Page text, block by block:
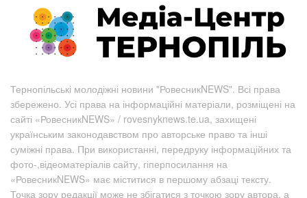
Тернопільські молодіжні новини "РовесникNEWS". Всі права
збережено. Усі права на інформаційні матеріали, розміщені на
сайті «РовесникNEWS» / rovesnyknews.te.ua, захищені
українським законодавством про авторське право та інші
суміжні права. При використанні, передруку інформаційних та
фото-,відеоматеріалів сайту, гіперпосилання на
«РовесникNEWS» має міститися в першому абзаці тексту.
Точка зору редакції може не збігатися з точкою зору автора, а